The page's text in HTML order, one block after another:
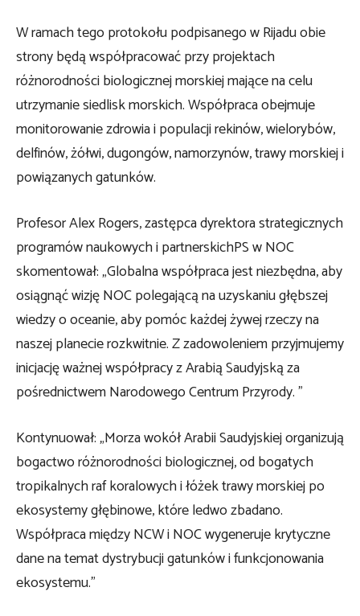
W ramach tego protokołu podpisanego w Rijadu obie
strony będą współpracować przy projektach
różnorodności biologicznej morskiej mające na celu
utrzymanie siedlisk morskich. Współpraca obejmuje
monitorowanie zdrowia i populacji rekinów, wielorybów,
delfinów, żółwi, dugongów, namorzynów, trawy morskiej i
powiązanych gatunków.
Profesor Alex Rogers, zastępca dyrektora strategicznych
programów naukowych i partnerskichPS w NOC
skomentował: „Globalna współpraca jest niezbędna, aby
osiągnąć wizję NOC polegającą na uzyskaniu głębszej
wiedzy o oceanie, aby pomóc każdej żywej rzeczy na
naszej planecie rozkwitnie. Z zadowoleniem przyjmujemy
inicjację ważnej współpracy z Arabią Saudyjską za
pośrednictwem Narodowego Centrum Przyrody. ”
Kontynuował:„Morza wokół Arabii Saudyjskiej organizują
bogactwo różnorodności biologicznej, od bogatych
tropikalnych raf koralowych i łóżek trawy morskiej po
ekosystemy głębinowe, które ledwo zbadano.
Współpraca między NCW i NOC wygeneruje krytyczne
dane na temat dystrybucji gatunków i funkcjonowania
ekosystemu.”